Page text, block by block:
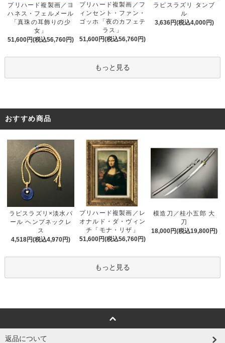
プリハード複製画／ヨ
ハネス・フェルメール
「真珠の耳飾りの少
女」
51,600円(税込56,760円)
プリハード複製画／フ
ィンセント・ファン・
ゴッホ「夜のカフェテ
ラス」
51,600円(税込56,760円)
ラピスラズリ タンブ
ル
3,636円(税込4,000円)
もっと見る
おすすめ商品
ラピスラズリ×淡水パ
ール ヘンプネックレ
ス
4,518円(税込4,970円)
プリハード複製画／レ
オナルド・ダ・ヴィン
チ「モナ・リザ」
51,600円(税込56,760円)
模造刀／桂小五郎 大
刀
18,000円(税込19,800円)
もっと見る
返品について